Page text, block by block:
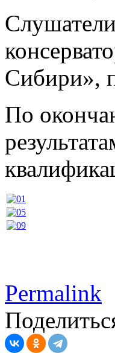
Сибири»,
По
Permalink